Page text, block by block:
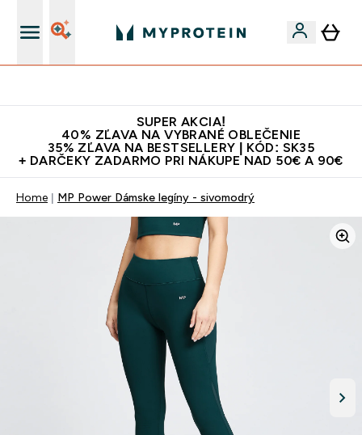
SUPER AKCIA!
40% ZĽAVA NA VYBRANÉ OBLEČENIE
35% ZĽAVA NA BESTSELLERY | KÓD: SK35
+ DARČEKY ZADARMO PRI NÁKUPE NAD 50€ A 90€
Home MP Power Dámske legíny - sivomodrý